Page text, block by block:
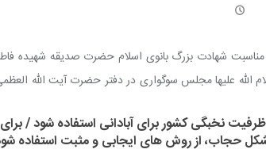
«کامل» / ذهبى و کتاب «میزان الاعتدال» / مقاتل بن
«الامامة و الخلافة» / شهادت فاطمه سلام الله علیها افسانه
مناسبت شهادت بزرگ بانوی اسلام حضرت صدیقه شهیده
الله علیها مجلس سوگواری در دفتر حضرت آیت الله
ظرفیت نخبگی کشور برای آبادانی استفاده شود /
حجاب، از روش های ایجابی و مثبت استفاده